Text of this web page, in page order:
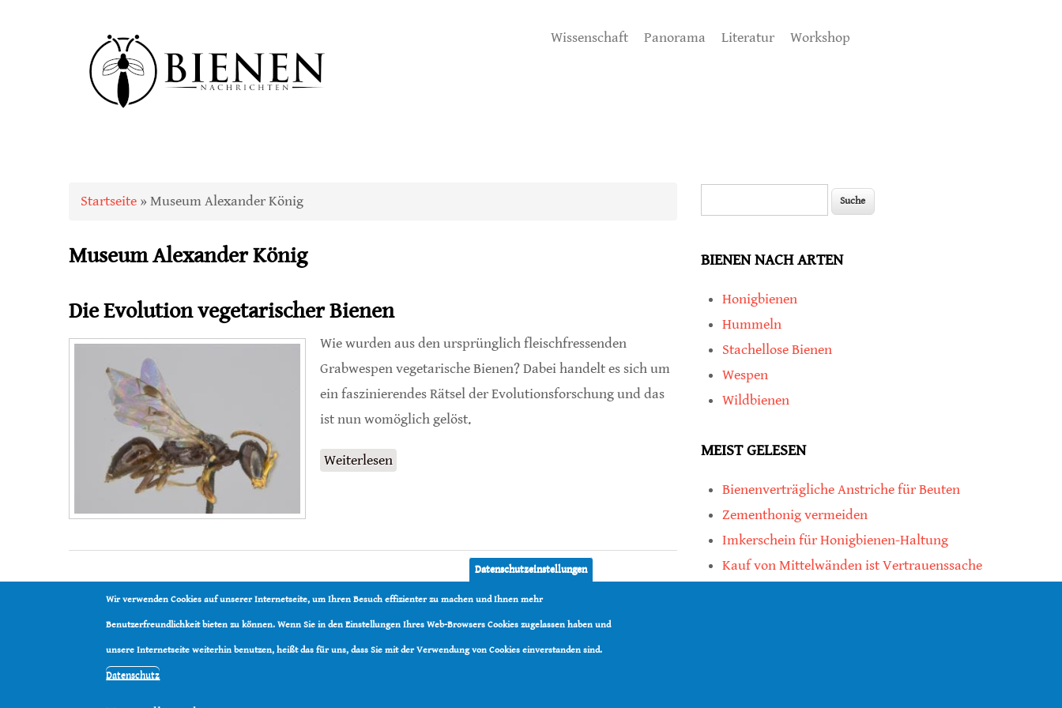
Wissenschaft Panorama Literatur Workshop
Sie sind hier
Startseite » Museum Alexander König
Museum Alexander König
Die Evolution vegetarischer Bienen
Wie wurden aus den ursprünglich fleischfressenden
Grabwespen vegetarische Bienen? Dabei handelt es sich um
ein faszinierendes Rätsel der Evolutionsforschung und das
ist nun womöglich gelöst.
Weiterlesen
BIENEN NACH ARTEN
Honigbienen
Hummeln
Stachellose Bienen
Wespen
Wildbienen
MEIST GELESEN
Bienenverträgliche Anstriche für Beuten
Zementhonig vermeiden
Imkerschein für Honigbienen-Haltung
Kauf von Mittelwänden ist Vertrauenssache
Datenschutzeinstellungen
Wir verwenden Cookies auf unserer Internetseite, um Ihren Besuch effizienter zu machen und Ihnen mehr
Benutzerfreundlichkeit bieten zu können. Wenn Sie in den Einstellungen Ihres Web-Browsers Cookies zugelassen haben und
unsere Internetseite weiterhin benutzen, heißt das für uns, dass Sie mit der Verwendung von Cookies einverstanden sind.
Datenschutz